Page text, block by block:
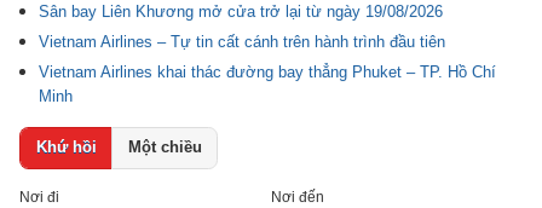
Sân bay Liên Khương mở cửa trở lại từ ngày 19/08/2026
Vietnam Airlines – Tự tin cất cánh trên hành trình đầu tiên
Vietnam Airlines khai thác đường bay thẳng Phuket – TP. Hồ Chí
Minh
Khứ hồi Một chiều
Nơi đi Nơi đến